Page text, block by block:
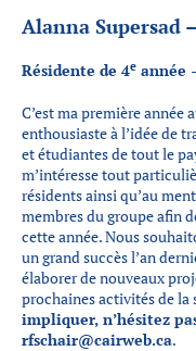
Alanna Supersad
Résidente de 4e année
C’est ma première année
enthousiaste à l’idée de
et étudiantes de tout le
m’intéresse tout
résidents ainsi qu’au
membres du groupe afin
cette année. Nous
un grand succès l’an
élaborer de nouveaux
prochaines activités de la
impliquer, n’hésitez
rfschair@cairweb.ca.